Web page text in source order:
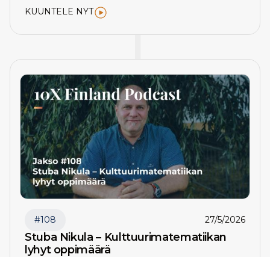
KUUNTELE NYT
#108 27/5/2026
Stuba Nikula – Kulttuurimatematiikan
lyhyt oppimäärä